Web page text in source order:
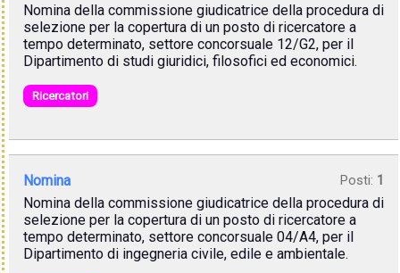
Nomina della commissione giudicatrice della procedura di
selezione per la copertura di un posto di ricercatore a
tempo determinato, settore concorsuale 12/G2, per il
Dipartimento di studi giuridici, filosofici ed economici.
Ricercatori
Nomina Posti: 1
Nomina della commissione giudicatrice della procedura di
selezione per la copertura di un posto di ricercatore a
tempo determinato, settore concorsuale 04/A4, per il
Dipartimento di ingegneria civile, edile e ambientale.